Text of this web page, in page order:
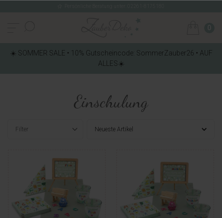
☀️ SOMMER SALE • 10% Gutscheincode: SommerZauber26 • AUF
ALLES☀️
Einschulung
Filter